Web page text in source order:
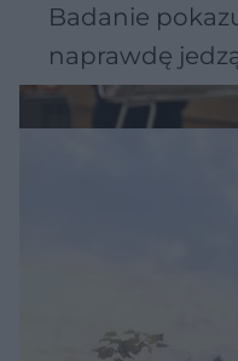
Badanie
naprawdę